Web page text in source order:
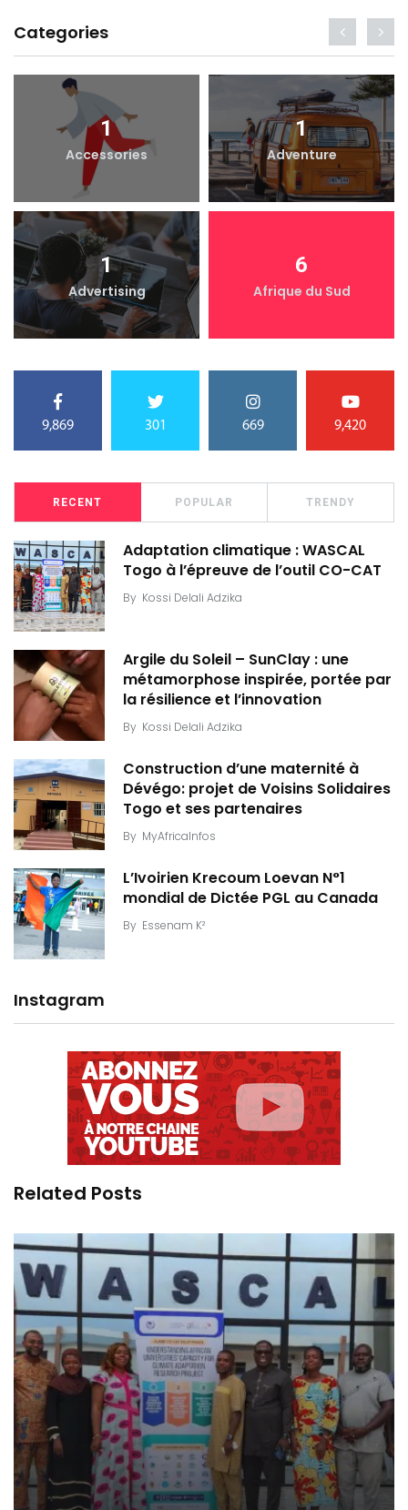
Categories
1
Accessories
1
Adventure
1
Advertising
6
Afrique du Sud
9,869 301 669 9,420
RECENT POPULAR TRENDY
Adaptation climatique : WASCAL
Togo à l’épreuve de l’outil CO-CAT
By Kossi Delali Adzika
Argile du Soleil – SunClay : une
métamorphose inspirée, portée par
la résilience et l’innovation
By Kossi Delali Adzika
Construction d’une maternité à
Dévégo: projet de Voisins Solidaires
Togo et ses partenaires
By MyAfricaInfos
L’Ivoirien Krecoum Loevan N°1
mondial de Dictée PGL au Canada
By Essenam K²
Instagram
Related Posts